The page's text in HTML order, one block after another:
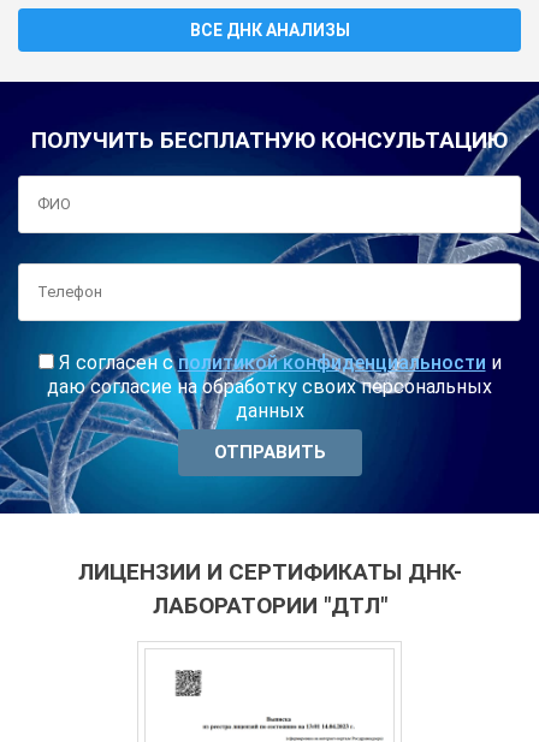
ВСЕ ДНК АНАЛИЗЫ
ПОЛУЧИТЬ БЕСПЛАТНУЮ КОНСУЛЬТАЦИЮ
Я согласен сполитикой конфиденциальности и
даю согласие на обработку своих персональных
данных
ЛИЦЕНЗИИ И СЕРТИФИКАТЫ ДНК-
ЛАБОРАТОРИИ "ДТЛ"